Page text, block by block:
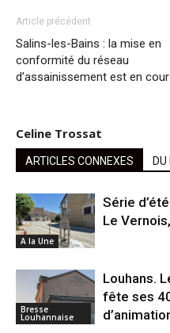
Article précédent
Salins-les-Bains : la mise en
conformité du réseau
d’assainissement est en
Celine Trossat
ARTICLES CONNEXES
A la Une
Série
Le
Bresse
Louhannaise
Louhans.
fête ses